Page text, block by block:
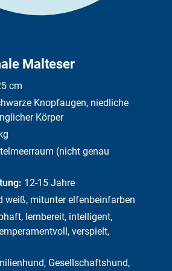
Malteser
cm
Knopfaugen, niedliche
Körper
(nicht genau
12-15 Jahre
weiß, mitunter elfenbeinfarben
lernbereit, intelligent,
verspielt,
Gesellschaftshund,